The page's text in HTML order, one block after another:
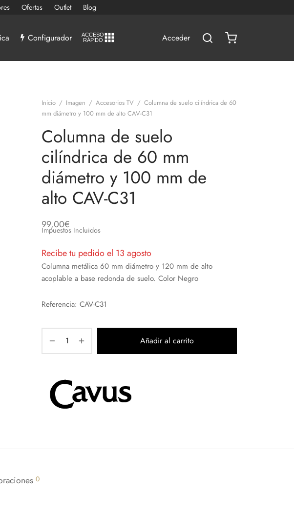
Ofertas Outlet Blog
Configurador ACCESO
RÁPIDO Acceder
Inicio / Imagen / Accesorios TV / Columna de suelo cilíndrica de 60
mm diámetro y 100 mm de alto CAV-C31
Columna de suelo
cilíndrica de 60 mm
diámetro y 100 mm de
alto CAV-C31
99,00€
Impuestos Incluidos
Recibe tu pedido el 13 agosto
Columna metálica 60 mm diámetro y 120 mm de alto
acoplable a base redonda de suelo. Color Negro
Referencia: CAV-C31
Añadir al carrito
0